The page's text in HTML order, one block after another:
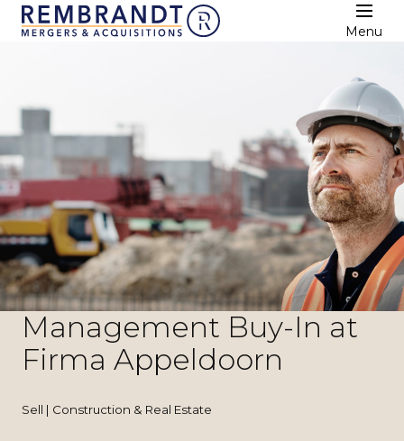
Menu
Management Buy-In at
Firma Appeldoorn
Sell | Construction & Real Estate